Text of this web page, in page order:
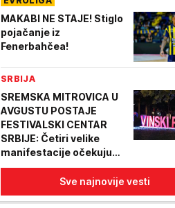
MAKABI NE STAJE! Stiglo
pojačanje iz
Fenerbahčea!
SRBIJA
SREMSKA MITROVICA U
AVGUSTU POSTAJE
FESTIVALSKI CENTAR
SRBIJE: Četiri velike
manifestacije očekuju
desetine hiljada
Sve najnovije vesti